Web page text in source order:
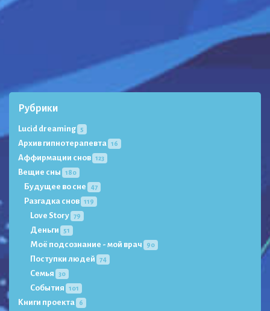
Рубрики
Lucid dreaming 5
Архив гипнотерапевта 16
Аффирмации снов 123
Вещие сны 180
Будущее во сне 47
Разгадка снов 119
Love Story 79
Деньги 51
Моё подсознание - мой врач 90
Поступки людей 74
Семья 30
События 101
Книги проекта 6